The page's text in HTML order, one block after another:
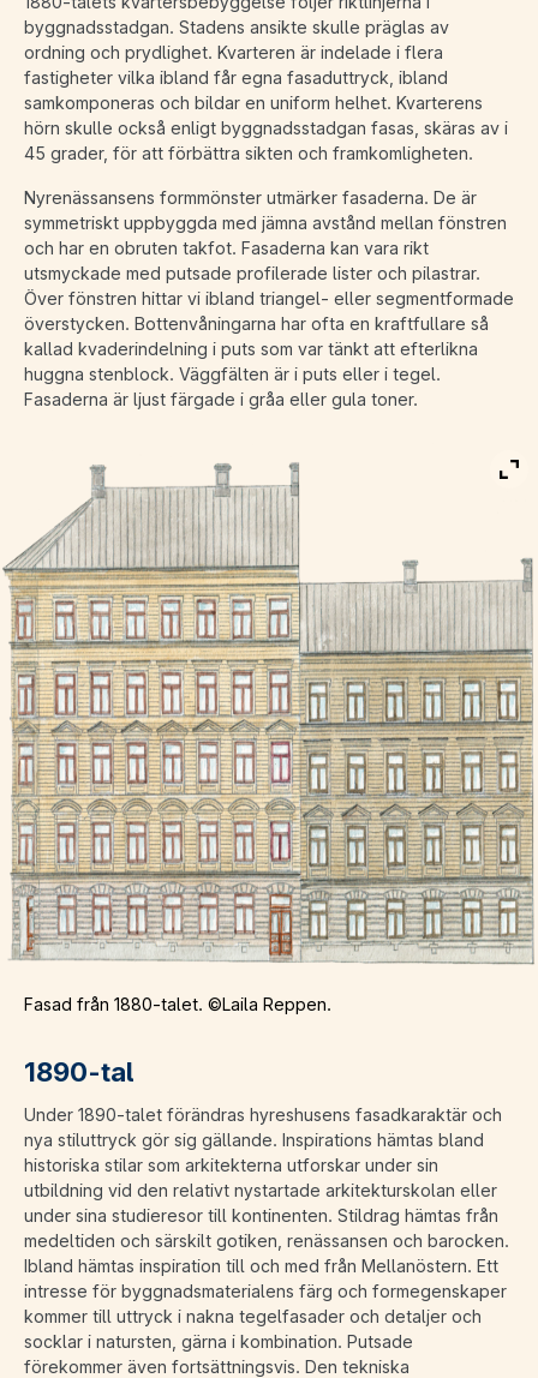
byggnadsstadgan. Stadens ansikte skulle präglas av
ordning och prydlighet. Kvarteren är indelade i flera
fastigheter vilka ibland får egna fasaduttryck, ibland
samkomponeras och bildar en uniform helhet. Kvarterens
hörn skulle också enligt byggnadsstadgan fasas, skäras av i
45 grader, för att förbättra sikten och framkomligheten.
Nyrenässansens formmönster utmärker fasaderna. De är
symmetriskt uppbyggda med jämna avstånd mellan fönstren
och har en obruten takfot. Fasaderna kan vara rikt
utsmyckade med putsade profilerade lister och pilastrar.
Över fönstren hittar vi ibland triangel- eller segmentformade
överstycken. Bottenvåningarna har ofta en kraftfullare så
kallad kvaderindelning i puts som var tänkt att efterlikna
huggna stenblock. Väggfälten är i puts eller i tegel.
Fasaderna är ljust färgade i gråa eller gula toner.
Fasad från 1880-talet. ©Laila Reppen.
1890-tal
Under 1890-talet förändras hyreshusens fasadkaraktär och
nya stiluttryck gör sig gällande. Inspirations hämtas bland
historiska stilar som arkitekterna utforskar under sin
utbildning vid den relativt nystartade arkitekturskolan eller
under sina studieresor till kontinenten. Stildrag hämtas från
medeltiden och särskilt gotiken, renässansen och barocken.
Ibland hämtas inspiration till och med från Mellanöstern. Ett
intresse för byggnadsmaterialens färg och formegenskaper
kommer till uttryck i nakna tegelfasader och detaljer och
socklar i natursten, gärna i kombination. Putsade
förekommer även fortsättningsvis. Den tekniska